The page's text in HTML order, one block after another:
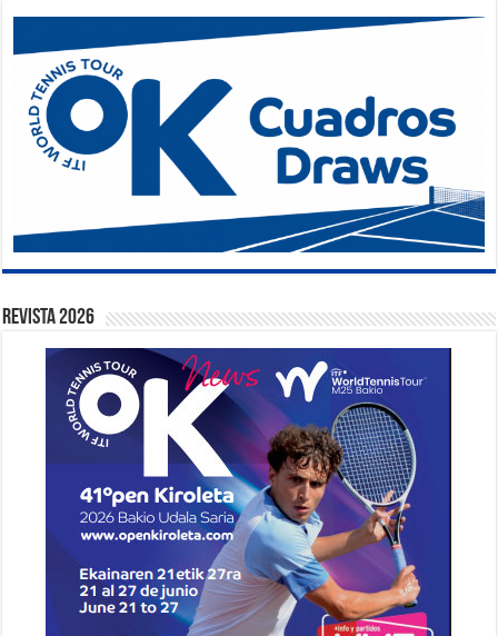
Revista 2026